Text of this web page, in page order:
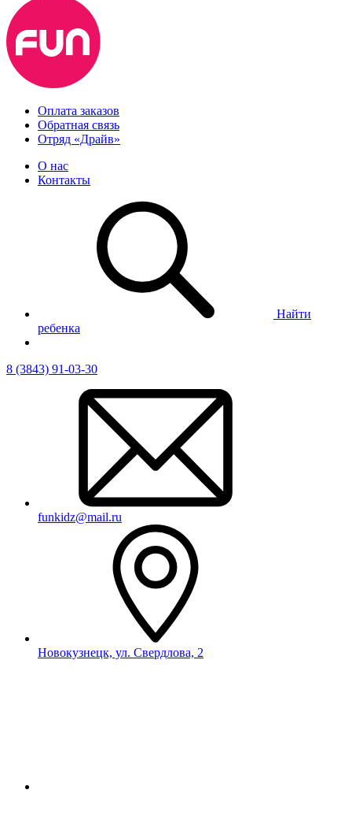
Оплата заказов
Обратная связь
Отряд «Драйв»
О нас
Контакты
Найти
ребенка
8 (3843) 91-03-30
funkidz@mail.ru
Новокузнецк, ул. Свердлова, 2